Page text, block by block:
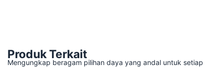
Produk Terkait
Mengungkap beragam pilihan daya yang andal untuk setiap